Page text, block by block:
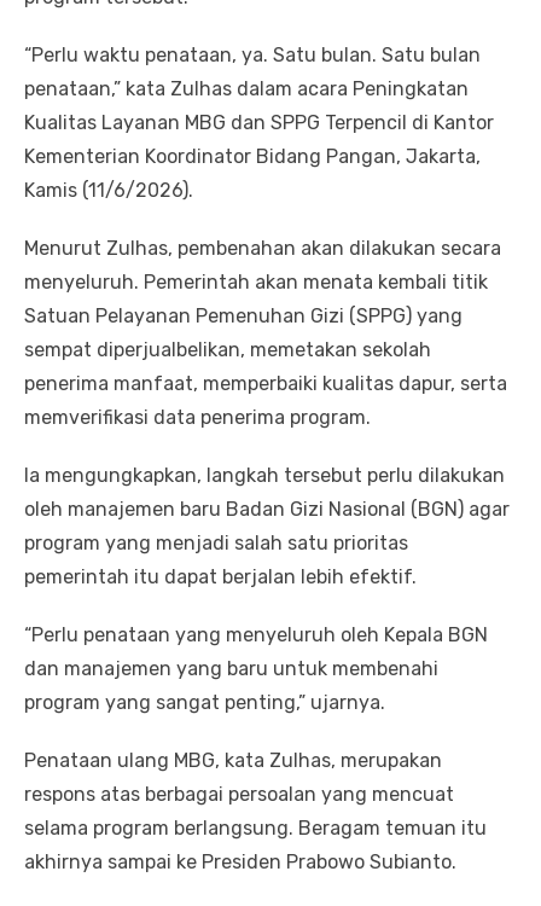
“Perlu waktu penataan, ya. Satu bulan. Satu bulan
penataan,” kata Zulhas dalam acara Peningkatan
Kualitas Layanan MBG dan SPPG Terpencil di Kantor
Kementerian Koordinator Bidang Pangan, Jakarta,
Kamis (11/6/2026).
Menurut Zulhas, pembenahan akan dilakukan secara
menyeluruh. Pemerintah akan menata kembali titik
Satuan Pelayanan Pemenuhan Gizi (SPPG) yang
sempat diperjualbelikan, memetakan sekolah
penerima manfaat, memperbaiki kualitas dapur, serta
memverifikasi data penerima program.
Ia mengungkapkan, langkah tersebut perlu dilakukan
oleh manajemen baru Badan Gizi Nasional (BGN) agar
program yang menjadi salah satu prioritas
pemerintah itu dapat berjalan lebih efektif.
“Perlu penataan yang menyeluruh oleh Kepala BGN
dan manajemen yang baru untuk membenahi
program yang sangat penting,” ujarnya.
Penataan ulang MBG, kata Zulhas, merupakan
respons atas berbagai persoalan yang mencuat
selama program berlangsung. Beragam temuan itu
akhirnya sampai ke Presiden Prabowo Subianto.